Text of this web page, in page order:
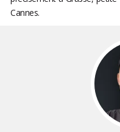
Cannes.